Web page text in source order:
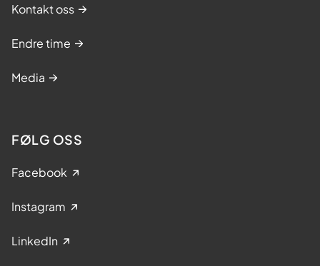
Kontakt oss
Endre time
Media
FØLG OSS
Facebook
Instagram
LinkedIn